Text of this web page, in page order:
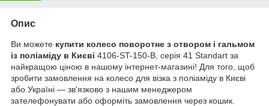
Опис
Ви можете купити колесо поворотне з отвором і гальмом
із поліаміду в Києві 4106-ST-150-B, серія 41 Standart за
найкращою ціною в нашому інтернет-магазині! Для того, щоб
зробити замовлення на колесо для візка з поліаміду в Києві
або Україні — зв'язково з нашим менеджером
зателефонувати або оформіть замовлення через кошик.